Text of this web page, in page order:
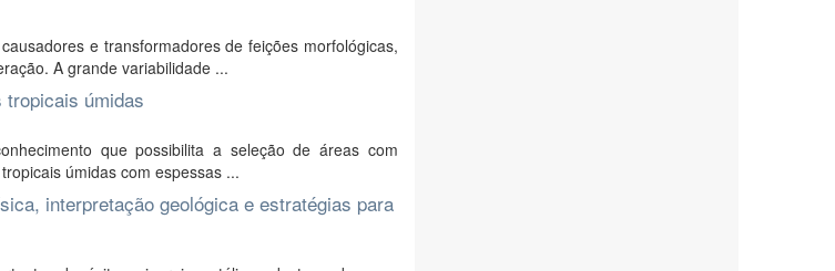
e transformadores de feições morfológicas,
A grande variabilidade ...
tropicais úmidas
que possibilita a seleção de áreas com
úmidas com espessas ...
interpretação geológica e estratégias para